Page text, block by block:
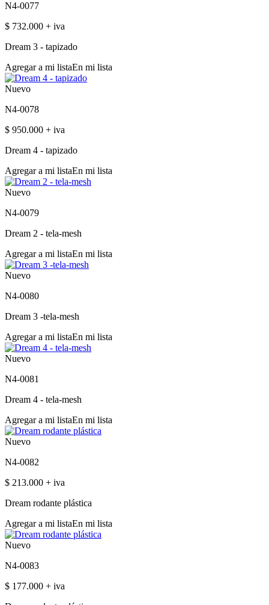
N4-0077
$ 732.000 + iva
Dream 3 - tapizado
Agregar a mi listaEn mi lista
Nuevo
N4-0078
$ 950.000 + iva
Dream 4 - tapizado
Agregar a mi listaEn mi lista
Nuevo
N4-0079
Dream 2 - tela-mesh
Agregar a mi listaEn mi lista
Nuevo
N4-0080
Dream 3 -tela-mesh
Agregar a mi listaEn mi lista
Nuevo
N4-0081
Dream 4 - tela-mesh
Agregar a mi listaEn mi lista
Nuevo
N4-0082
$ 213.000 + iva
Dream rodante plástica
Agregar a mi listaEn mi lista
Nuevo
N4-0083
$ 177.000 + iva